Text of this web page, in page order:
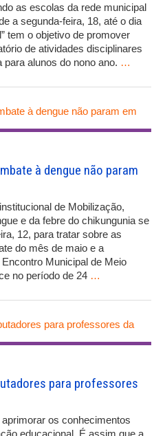
as escolas da rede municipal
a segunda-feira, 18, até o dia
tem o objetivo de promover
de atividades disciplinares
alunos do nono ano. …
à dengue não param
de Mobilização,
e da febre do chikungunia se
12, para tratar sobre as
do mês de maio e a
Municipal de Meio
no período de 24 …
para professores
os conhecimentos
educacional. É assim que a